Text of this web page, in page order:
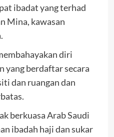
ibadat yang terhad
Mina, kawasan
diri
yang berdaftar secara
dan ruangan dan
berkuasa Arab Saudi
ibadah haji dan sukar